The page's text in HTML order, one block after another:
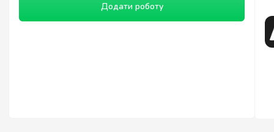
Додати роботу